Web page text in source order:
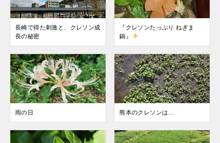
長崎で得た刺激と、クレソン成
長の秘密
『クレソンたっぷり ねぎま
鍋』
雨の日 熊本のクレソンは…